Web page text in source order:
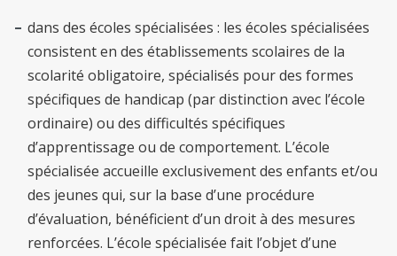
dans des écoles spécialisées : les écoles spécialisées
consistent en des établissements scolaires de la
scolarité obligatoire, spécialisés pour des formes
spécifiques de handicap (par distinction avec l’école
ordinaire) ou des difficultés spécifiques
d’apprentissage ou de comportement. L’école
spécialisée accueille exclusivement des enfants et/ou
des jeunes qui, sur la base d’une procédure
d’évaluation, bénéficient d’un droit à des mesures
renforcées. L’école spécialisée fait l’objet d’une